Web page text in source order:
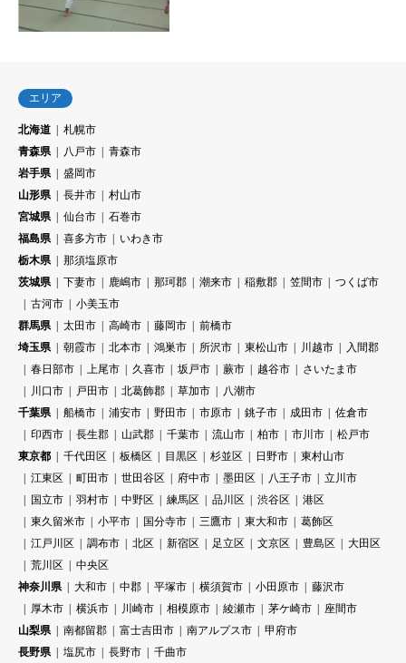
エリア
北海道
札幌市
青森県
八戸市
青森市
岩手県
盛岡市
山形県
長井市
村山市
宮城県
仙台市
石巻市
福島県
喜多方市
いわき市
栃木県
那須塩原市
茨城県
下妻市 鹿嶋市 那珂郡 潮来市 稲敷郡 笠間市
つくば市
古河市
小美玉市
群馬県
太田市 高崎市 藤岡市
前橋市
埼玉県
朝霞市 北本市 鴻巣市 所沢市 東松山市 川越市
入間郡
春日部市
上尾市 久喜市 坂戸市 蕨市 越谷市
さいたま市
川口市
戸田市 北葛飾郡 草加市
八潮市
千葉県
船橋市 浦安市 野田市 市原市 銚子市 成田市
佐倉市
印西市
長生郡 山武郡 千葉市 流山市 柏市 市川市
松戸市
東京都
千代田区 板橋区 目黒区 杉並区 日野市
東村山市
江東区
町田市 世田谷区 府中市 墨田区 八王子市
立川市
国立市
羽村市 中野区 練馬区 品川区 渋谷区
港区
東久留米市
小平市 国分寺市 三鷹市 東大和市
葛飾区
江戸川区
調布市 北区 新宿区 足立区 文京区 豊島区
大田区
荒川区
中央区
神奈川県
大和市 中郡 平塚市 横須賀市 小田原市
藤沢市
厚木市
横浜市 川崎市 相模原市 綾瀬市 茅ケ崎市
座間市
山梨県
南都留郡 富士吉田市 南アルプス市
甲府市
長野県
塩尻市 長野市 千曲市